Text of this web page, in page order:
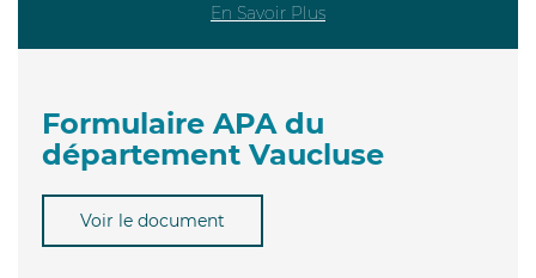
En Savoir Plus
Formulaire APA du
département Vaucluse
Voir le document